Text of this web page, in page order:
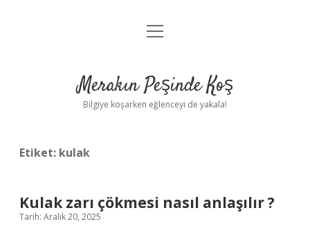
Anasayfa
Yasal Uyarı
menüyü
Merakın Peşinde Koş
Bilgiye koşarken eğlenceyi de yakala!
Etiket: kulak
Kulak zarı çökmesi nasıl anlaşılır ?
Tarih: Aralık 20, 2025